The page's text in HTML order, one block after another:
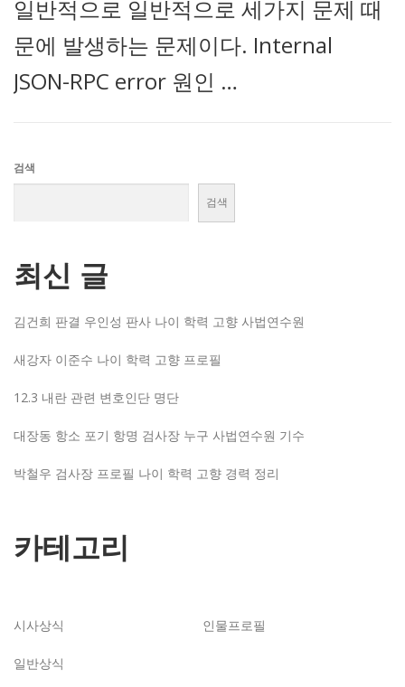
일반적으로 일반적으로 세가지 문제 때
문에 발생하는 문제이다. Internal
JSON-RPC error 원인 …
검색
검색
최신 글
김건희 판결 우인성 판사 나이 학력 고향 사법연수원
새강자 이준수 나이 학력 고향 프로필
12.3 내란 관련 변호인단 명단
대장동 항소 포기 항명 검사장 누구 사법연수원 기수
박철우 검사장 프로필 나이 학력 고향 경력 정리
카테고리
시사상식 인물프로필
일반상식